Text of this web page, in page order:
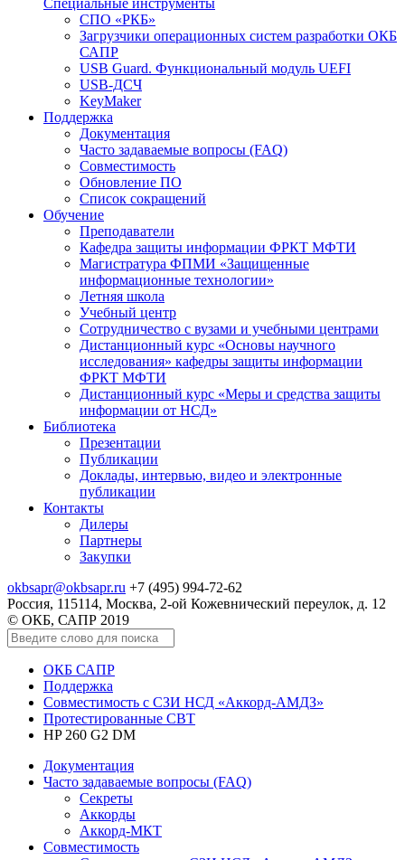
Специальные инструменты
СПО «РКБ»
Загрузчики операционных систем разработки ОКБ
САПР
USB Guard. Функциональный модуль UEFI
USB-ДСЧ
KeyMaker
Поддержка
Документация
Часто задаваемые вопросы (FAQ)
Совместимость
Обновление ПО
Список сокращений
Обучение
Преподаватели
Кафедра защиты информации ФРКТ МФТИ
Магистратура ФПМИ «Защищенные
информационные технологии»
Летняя школа
Учебный центр
Сотрудничество с вузами и учебными центрами
Дистанционный курс «Основы научного
исследования» кафедры защиты информации
ФРКТ МФТИ
Дистанционный курс «Меры и средства защиты
информации от НСД»
Библиотека
Презентации
Публикации
Доклады, интервью, видео и электронные
публикации
Контакты
Дилеры
Партнеры
Закупки
okbsapr@okbsapr.ru +7 (495) 994-72-62
Россия, 115114, Москва, 2-ой Кожевнический переулок, д. 12
© ОКБ, САПР 2019
ОКБ САПР
Поддержка
Совместимость с СЗИ НСД «Аккорд-АМДЗ»
Протестированные СВТ
HP 260 G2 DM
Документация
Часто задаваемые вопросы (FAQ)
Секреты
Аккорды
Аккорд-МКТ
Совместимость